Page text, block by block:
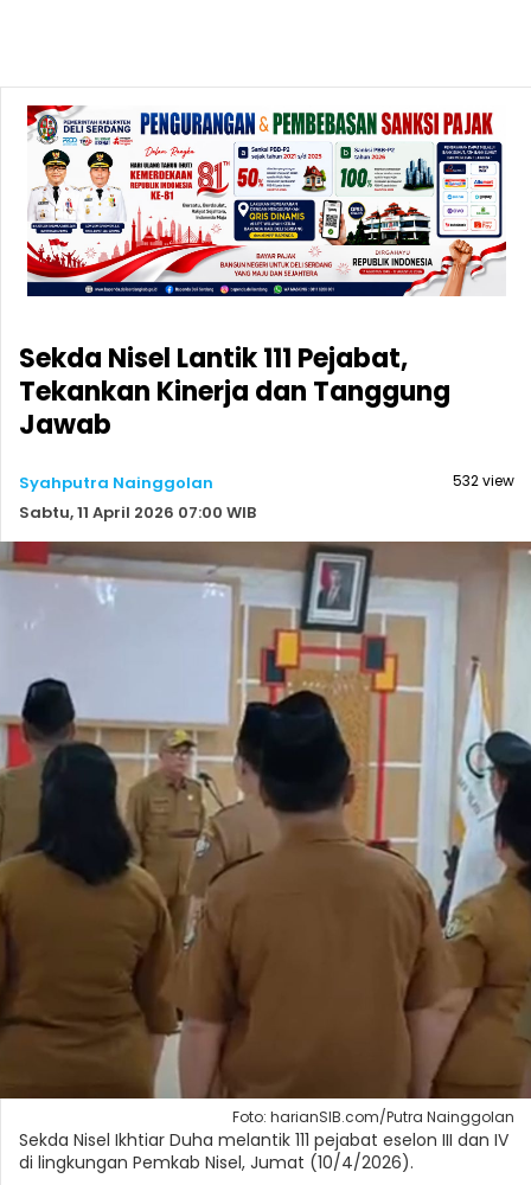
Sekda Nisel Lantik 111 Pejabat,
Tekankan Kinerja dan Tanggung
Jawab
Syahputra Nainggolan
Sabtu, 11 April 2026 07:00 WIB
532 view
Foto: harianSIB.com/Putra Nainggolan
Sekda Nisel Ikhtiar Duha melantik 111 pejabat eselon III dan IV
di lingkungan Pemkab Nisel, Jumat (10/4/2026).